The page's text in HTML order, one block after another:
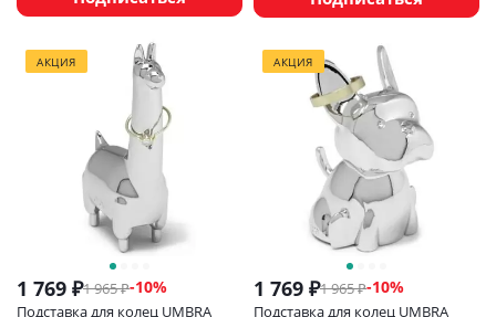
АКЦИЯ
1 769 ₽1 965₽-10%
Подставка для колец UMBRA
АКЦИЯ
1 769 ₽1 965₽-10%
Подставка для колец UMBRA